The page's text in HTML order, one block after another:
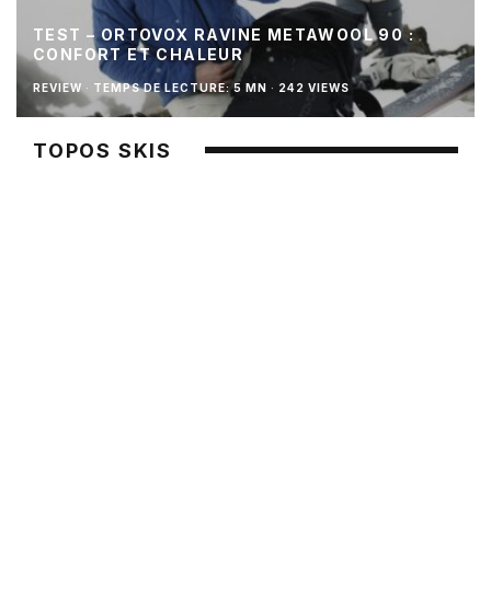
TEST – ORTOVOX RAVINE METAWOOL 90 :
CONFORT ET CHALEUR
REVIEW · TEMPS DE LECTURE: 5 MN · 242 VIEWS
TOPOS SKIS